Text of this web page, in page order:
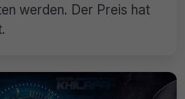
werden. Der Preis hat